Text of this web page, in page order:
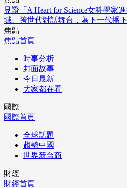
見證「A Heart for Science女科學家
域、跨世代對話舞台，為下一代播
焦點
焦點首頁
時事分析
封面故事
今日最新
大家都在看
國際
國際首頁
全球話題
趨勢中國
世界新台商
財經
財經首頁